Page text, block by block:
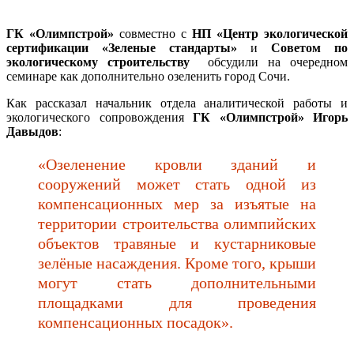
ГК «Олимпстрой» совместно с НП «Центр экологической
сертификации «Зеленые стандарты» и Советом по
экологическому строительствуобсудили на очередном
семинаре как дополнительно озеленить город Сочи.
Как рассказал начальник отдела аналитической работы и
экологического сопровожденияГК «Олимпстрой» Игорь
Давыдов:
«Озеленение кровли зданий и
сооружений может стать одной из
компенсационных мер за изъятые на
территории строительства олимпийских
объектов травяные и кустарниковые
зелёные насаждения. Кроме того, крыши
могут стать дополнительными
площадками для проведения
компенсационных посадок».